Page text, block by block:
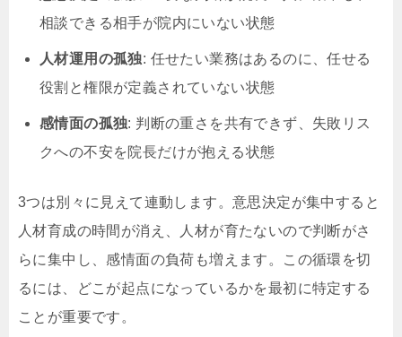
相談できる相手が院内にいない状態
人材運用の孤独: 任せたい業務はあるのに、任せる
役割と権限が定義されていない状態
感情面の孤独: 判断の重さを共有できず、失敗リス
クへの不安を院長だけが抱える状態
3つは別々に見えて連動します。意思決定が集中すると
人材育成の時間が消え、人材が育たないので判断がさ
らに集中し、感情面の負荷も増えます。この循環を切
るには、どこが起点になっているかを最初に特定する
ことが重要です。